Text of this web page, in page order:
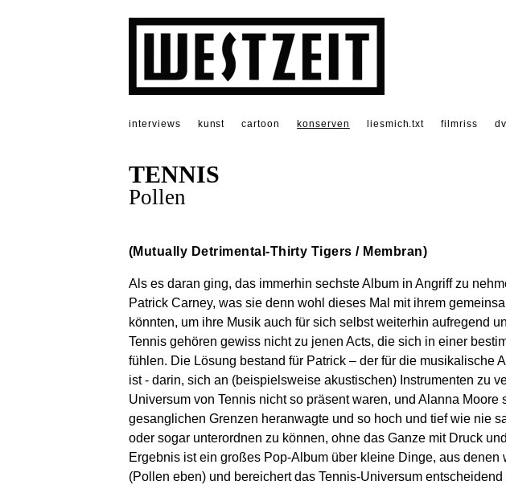
interviews kunst cartoon konserven liesmich.txt filmriss
TENNIS
Pollen
(Mutually Detrimental-Thirty Tigers / Membran)
Als es daran ging, das immerhin sechste Album in Angriff zu
Patrick Carney, was sie denn wohl dieses Mal mit ihrem
könnten, um ihre Musik auch für sich selbst weiterhin aufregend
Tennis gehören gewiss nicht zu jenen Acts, die sich in einer
fühlen. Die Lösung bestand für Patrick – der für die musikalische
ist - darin, sich an (beispielsweise akustischen) Instrumenten zu
Universum von Tennis nicht so präsent waren, und Alanna
gesanglichen Grenzen heranwagte und so hoch und tief wie nie
oder sogar unterordnen zu können, ohne das Ganze mit Druck
Ergebnis ist ein großes Pop-Album über kleine Dinge, aus
(Pollen eben) und bereichert das Tennis-Universum